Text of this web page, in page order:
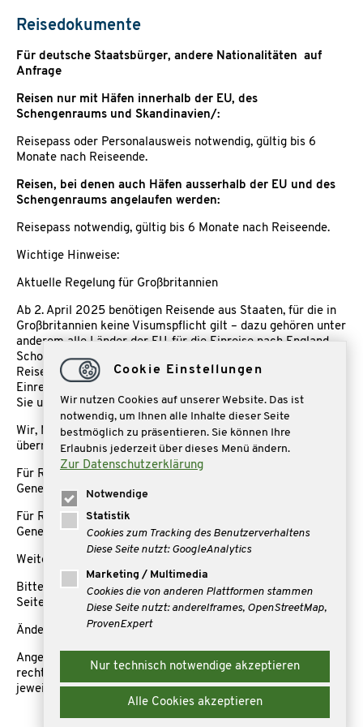
Reisedokumente
Für deutsche Staatsbürger, andere Nationalitäten auf
Anfrage
Reisen nur mit Häfen innerhalb der EU, des
Schengenraums und Skandinavien/:
Reisepass oder Personalausweis notwendig, gültig bis 6
Monate nach Reiseende.
Reisen, bei denen auch Häfen ausserhalb der EU und des
Schengenraums angelaufen werden:
Reisepass notwendig, gültig bis 6 Monate nach Reiseende.
Wichtige Hinweise:
Aktuelle Regelung für Großbritannien
Ab 2. April 2025 benötigen Reisende aus Staaten, für die in
Großbritannien keine Visumspflicht gilt – dazu gehören unter
anderem alle Länder der EU, für die Einreise nach England,
Schottland, Nordirland und Wales zusätzlich zu einem
Reisepass auch eine kostenpflichtige elektronische
Einreisegenehmigung (ETA). Weitere Informationen finden
Sie unter elektronische Einreisegenehmigung (ETA).
Wir, Mare Reisen, können die Beantragung nicht für Sie
übernehmen.
Für Reisen nach Kanada benötigen Sie eine ETA Einreise
Genehmigung
Für Reisen nach USA benötigen Sie eine ESTA Einreise
Genehmigung
Weitere Infomationen unter:
Bitte informieren Sie sich auch rechtzeitig auf der Internet-
Seite des Auswärtigen Amts
Änderungen vorbehalten
Angehörige anderer Nationen erkundigen sich bitte
rechtzeitig bezüglich der Einreisebestimmungen bei dem
jeweiligen zuständigen Konsulat.
Cookie Einstellungen
Wir nutzen Cookies auf unserer Website. Das ist
notwendig, um Ihnen alle Inhalte dieser Seite
bestmöglich zu präsentieren. Sie können Ihre
Erlaubnis jederzeit über dieses Menü ändern.
Zur Datenschutzerklärung
Notwendige
Statistik
Cookies zum Tracking des Benutzerverhaltens
Diese Seite nutzt: GoogleAnalytics
Marketing / Multimedia
Cookies die von anderen Plattformen stammen
Diese Seite nutzt: andereIframes, OpenStreetMap,
ProvenExpert
Nur technisch notwendige akzeptieren
Alle Cookies akzeptieren